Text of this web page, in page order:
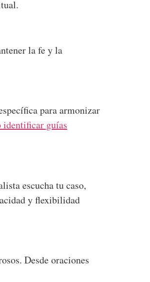
la fe y la
para armonizar
identificar guías
escucha tu caso,
y flexibilidad
Desde oraciones